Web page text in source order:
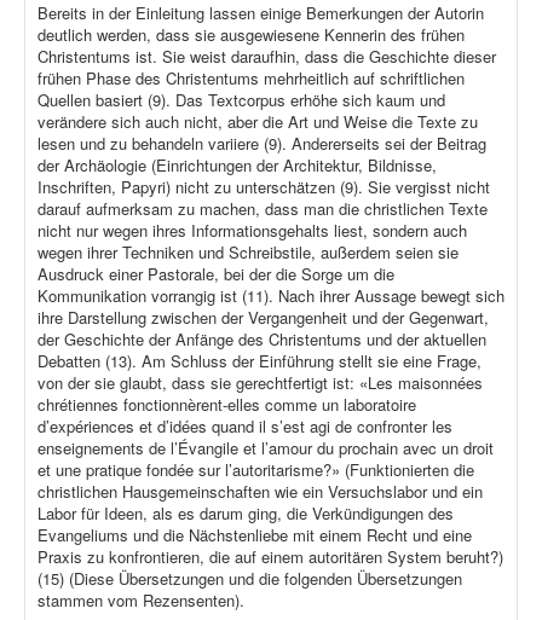
Bereits in der Einleitung lassen einige Bemerkungen der Autorin
deutlich werden, dass sie ausgewiesene Kennerin des frühen
Christentums ist. Sie weist daraufhin, dass die Geschichte dieser
frühen Phase des Christentums mehrheitlich auf schriftlichen
Quellen basiert (9). Das Textcorpus erhöhe sich kaum und
verändere sich auch nicht, aber die Art und Weise die Texte zu
lesen und zu behandeln variiere (9). Andererseits sei der Beitrag
der Archäologie (Einrichtungen der Architektur, Bildnisse,
Inschriften, Papyri) nicht zu unterschätzen (9). Sie vergisst nicht
darauf aufmerksam zu machen, dass man die christlichen Texte
nicht nur wegen ihres Informationsgehalts liest, sondern auch
wegen ihrer Techniken und Schreibstile, außerdem seien sie
Ausdruck einer Pastorale, bei der die Sorge um die
Kommunikation vorrangig ist (11). Nach ihrer Aussage bewegt sich
ihre Darstellung zwischen der Vergangenheit und der Gegenwart,
der Geschichte der Anfänge des Christentums und der aktuellen
Debatten (13). Am Schluss der Einführung stellt sie eine Frage,
von der sie glaubt, dass sie gerechtfertigt ist: «Les maisonnées
chrétiennes fonctionnèrent-elles comme un laboratoire
d’expériences et d’idées quand il s’est agi de confronter les
enseignements de l’Évangile et l’amour du prochain avec un droit
et une pratique fondée sur l’autoritarisme?» (Funktionierten die
christlichen Hausgemeinschaften wie ein Versuchslabor und ein
Labor für Ideen, als es darum ging, die Verkündigungen des
Evangeliums und die Nächstenliebe mit einem Recht und eine
Praxis zu konfrontieren, die auf einem autoritären System beruht?)
(15) (Diese Übersetzungen und die folgenden Übersetzungen
stammen vom Rezensenten).